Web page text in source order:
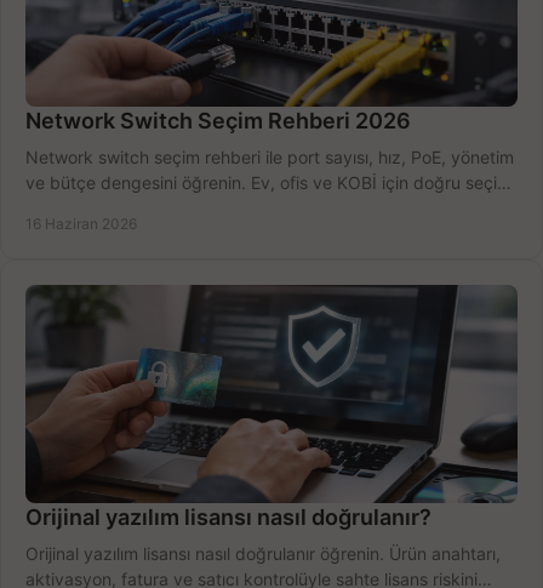
Network Switch Seçim Rehberi 2026
Network switch seçim rehberi ile port sayısı, hız, PoE, yönetim
ve bütçe dengesini öğrenin. Ev, ofis ve KOBİ için doğru seçimi
16 Haziran 2026
Orijinal yazılım lisansı nasıl doğrulanır?
Orijinal yazılım lisansı nasıl doğrulanır öğrenin. Ürün anahtarı,
aktivasyon, fatura ve satıcı kontrolüyle sahte lisans riskini